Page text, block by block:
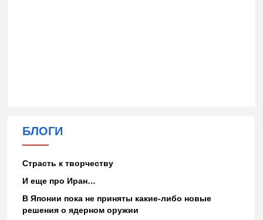
БЛОГИ
Страсть к творчеству
И еще про Иран…
В Японии пока не приняты какие-либо новые
решения о ядерном оружии